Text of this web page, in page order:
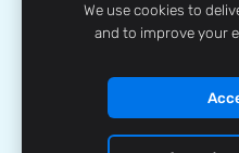
LOJALITĀTES
©
We use cookies to
and to improve your